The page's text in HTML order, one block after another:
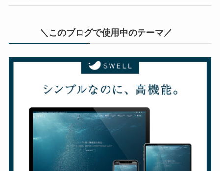
＼このブログで使用中のテーマ／